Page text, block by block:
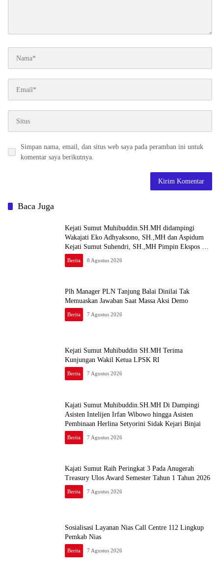
Simpan nama, email, dan situs web saya pada peramban ini untuk
komentar saya berikutnya.
Baca Juga
Kejati Sumut Muhibuddin.SH.MH didampingi
Wakajati Eko Adhyaksono, SH.,MH dan Aspidum
Kejati Sumut Suhendri, SH.,MH Pimpin Ekspos RJ
Di Kejari Medan
Berita 8 Agustus 2026
Plh Manager PLN Tanjung Balai Dinilai Tak
Memuaskan Jawaban Saat Massa Aksi Demo
Berita 7 Agustus 2026
Kejati Sumut Muhibuddin SH.MH Terima
Kunjungan Wakil Ketua LPSK RI
Berita 7 Agustus 2026
Kajati Sumut Muhibuddin.SH.MH Di Dampingi
Asisten Intelijen Irfan Wibowo hingga Asisten
Pembinaan Herlina Setyorini Sidak Kejari Binjai
Berita 7 Agustus 2026
Kajati Sumut Raih Peringkat 3 Pada Anugerah
Treasury Ulos Award Semester Tahun 1 Tahun 2026
Berita 7 Agustus 2026
Sosialisasi Layanan Nias Call Centre 112 Lingkup
Pemkab Nias
Berita 7 Agustus 2026